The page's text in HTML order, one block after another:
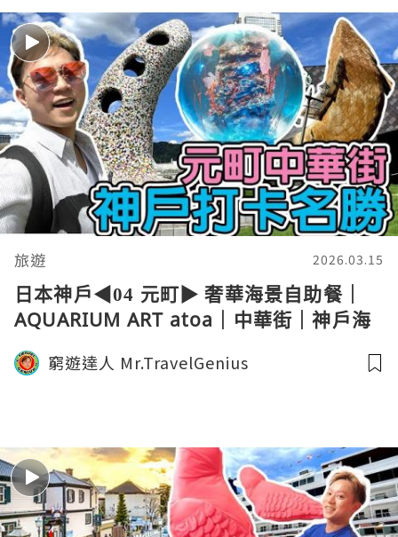
旅遊 2026.03.15
日本神戶◀︎04 元町▶︎ 奢華海景自助餐｜
AQUARIUM ART atoa｜中華街｜神戶海
洋文化博物館｜白色木屋電話亭｜Kobe
Travel 窮遊達人4K 中字 English
窮遊達人 Mr.TravelGenius